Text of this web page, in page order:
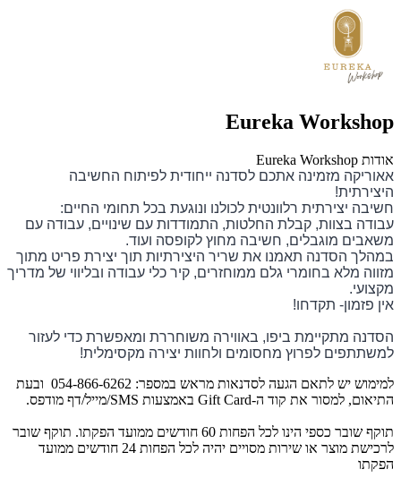
Eureka Workshop
אודות Eureka Workshop
אאוריקה מזמינה אתכם לסדנה ייחודית לפיתוח החשיבה
היצירתית!
חשיבה יצירתית רלוונטית לכולנו ונוגעת בכל תחומי החיים:
עבודה בצוות, קבלת החלטות, התמודדות עם שינויים, עבודה עם
משאבים מוגבלים, חשיבה מחוץ לקופסה ועוד.
במהלך הסדנה תאמנו את שריר היצירתיות תוך יצירת פריט מתוך
מזווה מלא בחומרי גלם ממוחזרים, קיר כלי עבודה ובליווי של מדריך
מקצועי.
אין פזמון- תקדחו!
הסדנה מתקיימת ביפו, באווירה משוחררת ומאפשרת כדי לעזור
למשתתפים לפרוץ מחסומים ולחוות יצירה מקסימלית!
למימוש יש לתאם הגעה לסדנאות מראש במספר: 054-866-6262 ובעת
התיאום, למסור את קוד ה-Gift Card באמצעות SMS/מייל/דף מודפס.
תוקף שובר כספי הינו לכל הפחות 60 חודשים ממועד הפקתו. תוקף שובר
לרכישת מוצר או שירות מסויים יהיה לכל הפחות 24 חודשים ממועד
הפקתו